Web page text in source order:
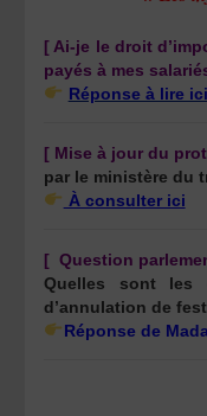
[ Ai-je le droit
payés à mes
Réponse à lire ici
[ Mise à jour du
par le ministère du
À consulter ici
[ Question
Quelles sont les
d’annulation de
Réponse de